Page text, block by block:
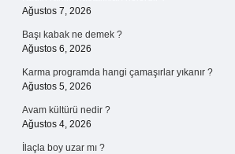
Ağustos 7, 2026
Başı kabak ne demek ?
Ağustos 6, 2026
Karma programda hangi çamaşırlar yıkanır ?
Ağustos 5, 2026
Avam kültürü nedir ?
Ağustos 4, 2026
İlaçla boy uzar mı ?